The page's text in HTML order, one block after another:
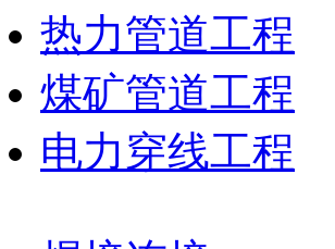
热力管道工程
煤矿管道工程
电力穿线工程